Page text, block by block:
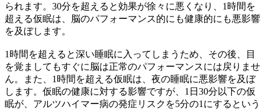
られます。30分を超えると効果が徐々に悪くなり、1時間を
超える仮眠は、脳のパフォーマンス的にも健康的にも悪影響
を及ぼします。
1時間を超えると深い睡眠に入ってしまうため、その後、目
を覚ましてもすぐに脳は正常のパフォーマンスには戻りませ
ん。また、1時間を超える仮眠は、夜の睡眠に悪影響を及ぼ
します。仮眠の健康に対する影響ですが、1日30分以下の仮
眠が、アルツハイマー病の発症リスクを5分の1にするという